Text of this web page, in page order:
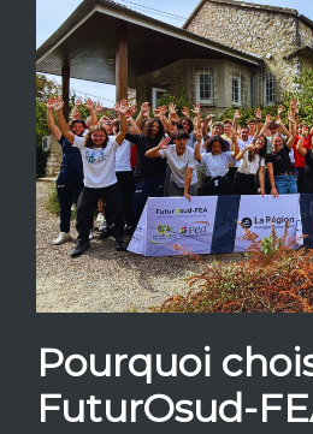
Pourquoi
FuturOsud-